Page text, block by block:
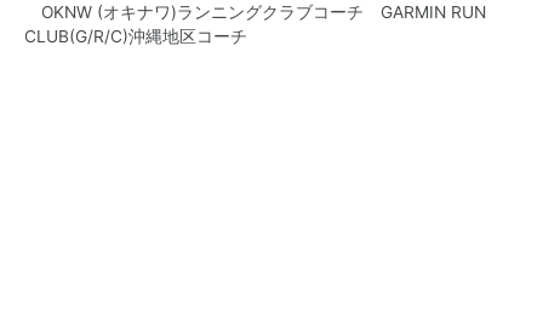
OKNW (オキナワ)ランニングクラブコーチ GARMIN RUN
CLUB(G/R/C)沖縄地区コーチ